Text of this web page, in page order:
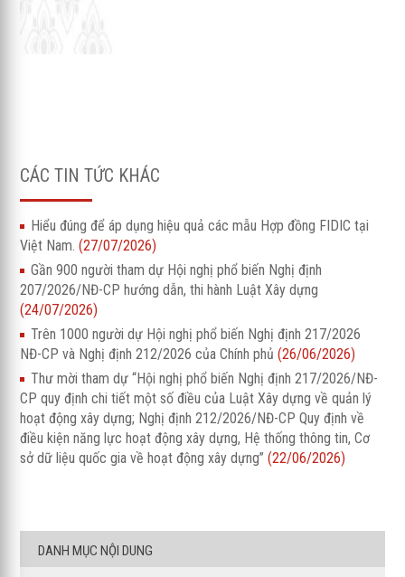
CÁC TIN TỨC KHÁC
Hiểu đúng để áp dụng hiệu quả các mẫu Hợp đồng FIDIC tại
Việt Nam.(27/07/2026)
Gần 900 người tham dự Hội nghị phổ biến Nghị định
207/2026/NĐ-CP hướng dẫn, thi hành Luật Xây dựng
(24/07/2026)
Trên 1000 người dự Hội nghị phổ biến Nghị định 217/2026
NĐ-CP và Nghị định 212/2026 của Chính phủ(26/06/2026)
Thư mời tham dự “Hội nghị phổ biến Nghị định 217/2026/NĐ-
CP quy định chi tiết một số điều của Luật Xây dựng về quản lý
hoạt động xây dựng; Nghị định 212/2026/NĐ-CP Quy định về
điều kiện năng lực hoạt động xây dựng, Hệ thống thông tin, Cơ
sở dữ liệu quốc gia về hoạt động xây dựng”(22/06/2026)
DANH MỤC NỘI DUNG